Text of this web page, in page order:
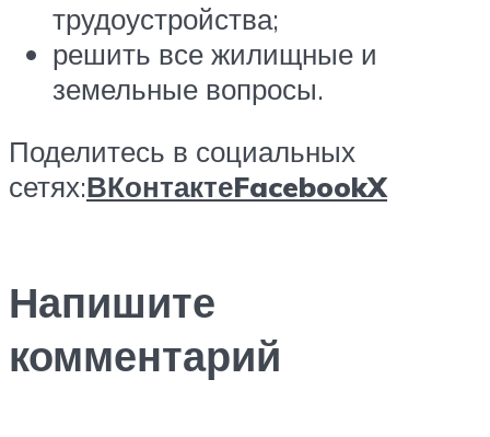
трудоустройства;
решить все жилищные и
земельные вопросы.
Поделитесь в социальных
сетях:ВКонтактеFacebookX
Напишите
комментарий